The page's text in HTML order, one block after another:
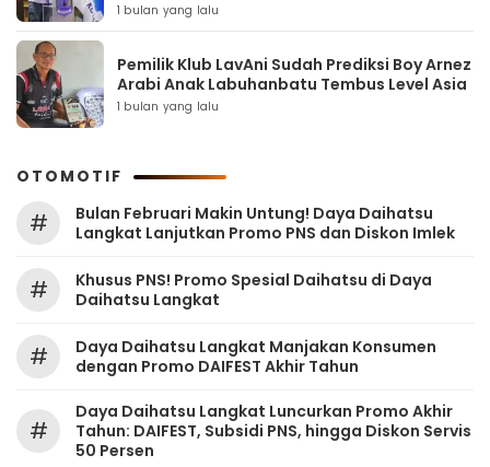
1 bulan yang lalu
Pemilik Klub LavAni Sudah Prediksi Boy Arnez
Arabi Anak Labuhanbatu Tembus Level Asia
1 bulan yang lalu
OTOMOTIF
#
Bulan Februari Makin Untung! Daya Daihatsu
Langkat Lanjutkan Promo PNS dan Diskon Imlek
#
Khusus PNS! Promo Spesial Daihatsu di Daya
Daihatsu Langkat
#
Daya Daihatsu Langkat Manjakan Konsumen
dengan Promo DAIFEST Akhir Tahun
#
Daya Daihatsu Langkat Luncurkan Promo Akhir
Tahun: DAIFEST, Subsidi PNS, hingga Diskon Servis
50 Persen